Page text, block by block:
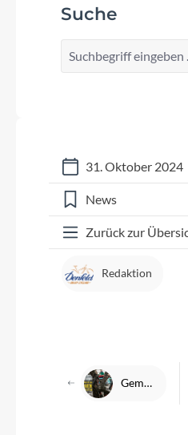
Suche
31. Oktober 2024
News
Zurück zur
Redaktion
Gemeinsam zum UCI Cyclocross World Cup Zonhoven